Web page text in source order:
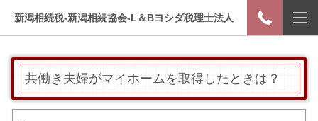
新潟相続税-新潟相続協会-L＆Bヨシダ税理士法人
共働き夫婦がマイホームを取得したときは？